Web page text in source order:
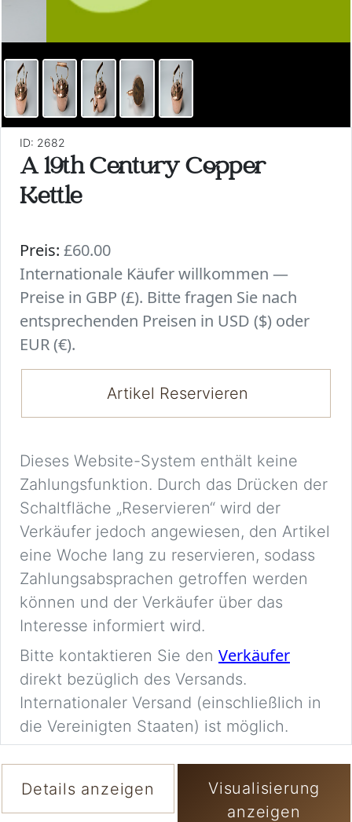
ID: 2682
A 19th Century Copper
Kettle
Preis: £60.00
Internationale Käufer willkommen —
Preise in GBP (£). Bitte fragen Sie nach
entsprechenden Preisen in USD ($) oder
EUR (€).
Artikel Reservieren
Dieses Website-System enthält keine
Zahlungsfunktion. Durch das Drücken der
Schaltfläche „Reservieren“ wird der
Verkäufer jedoch angewiesen, den Artikel
eine Woche lang zu reservieren, sodass
Zahlungsabsprachen getroffen werden
können und der Verkäufer über das
Interesse informiert wird.
Bitte kontaktieren Sie den Verkäufer
direkt bezüglich des Versands.
Internationaler Versand (einschließlich in
die Vereinigten Staaten) ist möglich.
Details anzeigen
Visualisierung
anzeigen